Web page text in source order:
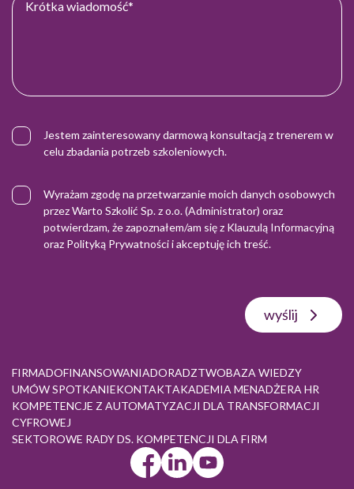
Jestem zainteresowany darmową konsultacją z trenerem w
celu zbadania potrzeb szkoleniowych.
Wyrażam zgodę na przetwarzanie moich danych osobowych
przez Warto Szkolić Sp. z o.o. (Administrator) oraz
potwierdzam, że zapoznałem/am się z Klauzulą Informacyjną
oraz Polityką Prywatnościi akceptuję ich treść.
wyślij
FIRMADOFINANSOWANIADORADZTWOBAZA WIEDZY
UMÓW SPOTKANIEKONTAKTAKADEMIA MENADŻERA HR
KOMPETENCJE Z AUTOMATYZACJI DLA TRANSFORMACJI
CYFROWEJ
SEKTOROWE RADY DS. KOMPETENCJI DLA FIRM